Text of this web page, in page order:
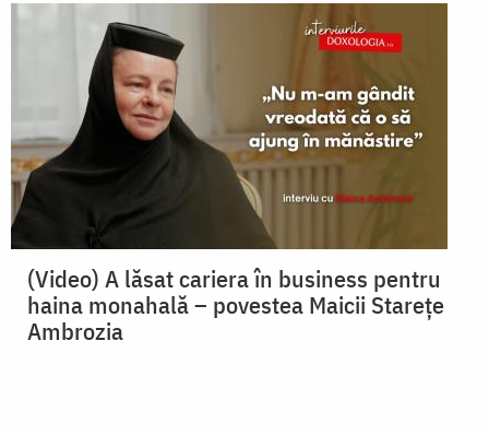
(Video) A lăsat cariera în business pentru
haina monahală – povestea Maicii Starețe
Ambrozia